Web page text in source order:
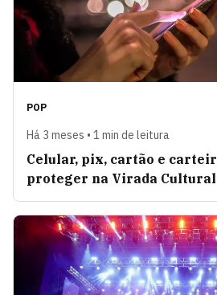
POP
Há 3 meses • 1 min de leitura
Celular, pix, cartão e
proteger na Virada Cultural